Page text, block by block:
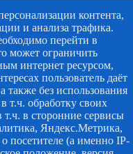
контента,
и анализа трафика.
перейти в
может ограничить
интернет ресурсом,
пользователь даёт
также без использования
т.ч. обработку своих
в сторонние сервисы
Яндекс.Метрика,
посетителе (а именно IP-